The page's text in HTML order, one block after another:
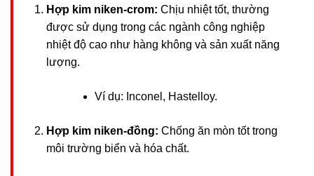
Hợp kim niken-crom: Chịu nhiệt tốt, thường
được sử dụng trong các ngành công nghiệp
nhiệt độ cao như hàng không và sản xuất năng
lượng.
Ví dụ: Inconel, Hastelloy.
Hợp kim niken-đồng: Chống ăn mòn tốt trong
môi trường biển và hóa chất.